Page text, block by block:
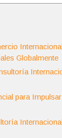
Globalmente
para